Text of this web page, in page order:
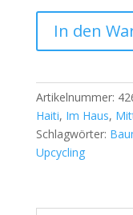
In den
Artikelnummer:
Haiti, Im Haus,
Schlagwörter:
Upcycling